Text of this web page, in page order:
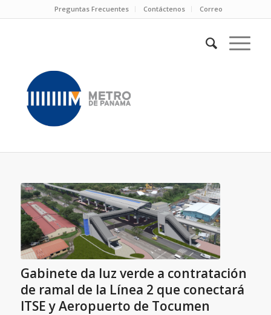
Preguntas Frecuentes Contáctenos Correo
Gabinete da luz verde a contratación
de ramal de la Línea 2 que conectará
ITSE y Aeropuerto de Tocumen